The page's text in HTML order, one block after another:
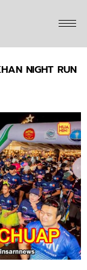
NIGHT RUN